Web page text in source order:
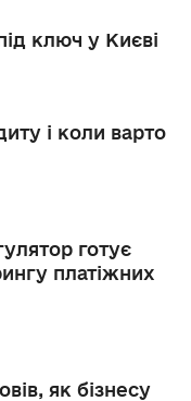
ключ у Києві
і коли варто
готує
платіжних
як бізнесу